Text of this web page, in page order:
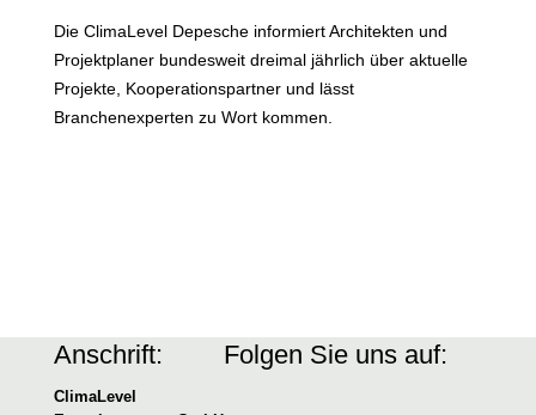
Die ClimaLevel Depesche informiert Architekten und
Projektplaner bundesweit dreimal jährlich über aktuelle
Projekte, Kooperationspartner und lässt
Branchenexperten zu Wort kommen.
Anschrift:
ClimaLevel
Folgen Sie uns auf: